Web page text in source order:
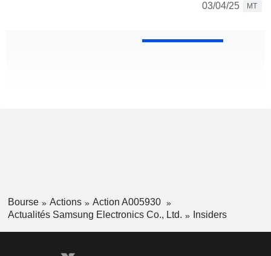
03/04/25
MT
Bourse Actions
Action A005930
Actualités Samsung Electronics Co., Ltd.
Insiders